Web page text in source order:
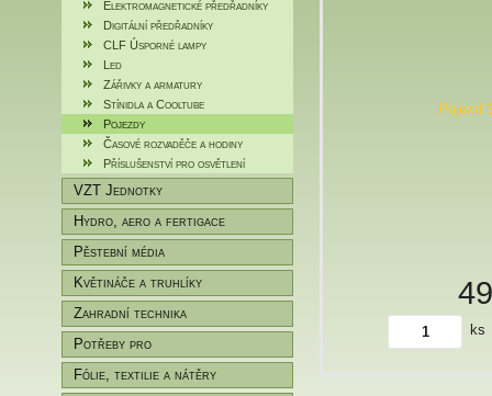
Elektromagnetické předřadníky
Digitální předřadníky
CLF Úsporné lampy
Led
Zářivky a armatury
Stínidla a Cooltube
Pojezdy
Časové rozvaděče a hodiny
Příslušenství pro osvětlení
VZT Jednotky
Hydro, aero a fertigace
Pěstební média
Květináče a truhlíky
Zahradní technika
Potřeby pro
zahradníky/pěstitele
Fólie, textilie a nátěry
ks